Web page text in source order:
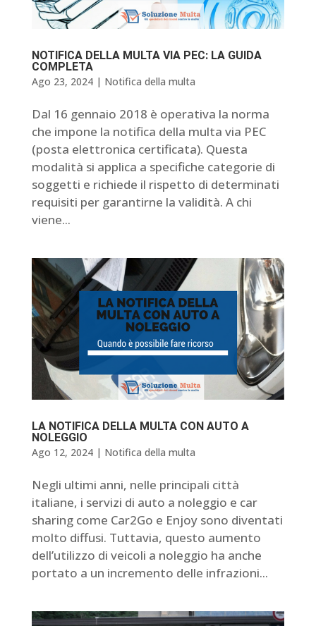
NOTIFICA DELLA MULTA VIA PEC: LA GUIDA
COMPLETA
Ago 23, 2024| Notifica della multa
Dal 16 gennaio 2018 è operativa la norma
che impone la notifica della multa via PEC
(posta elettronica certificata). Questa
modalità si applica a specifiche categorie di
soggetti e richiede il rispetto di determinati
requisiti per garantirne la validità. A chi
viene...
LA NOTIFICA DELLA MULTA CON AUTO A
NOLEGGIO
Ago 12, 2024| Notifica della multa
​Negli ultimi anni, nelle principali città
italiane, i servizi di auto a noleggio e car
sharing come Car2Go e Enjoy sono diventati
molto diffusi. Tuttavia, questo aumento
dell’utilizzo di veicoli a noleggio ha anche
portato a un incremento delle infrazioni...